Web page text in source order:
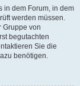
in dem Forum, in dem
werden müssen.
Gruppe von
begutachten
Sie die
benötigen.